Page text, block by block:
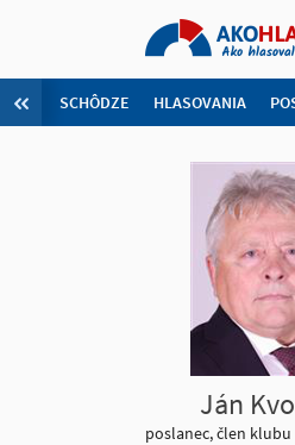
SCHÔDZE HLASOVANIA
Ján
poslanec, člen klubu